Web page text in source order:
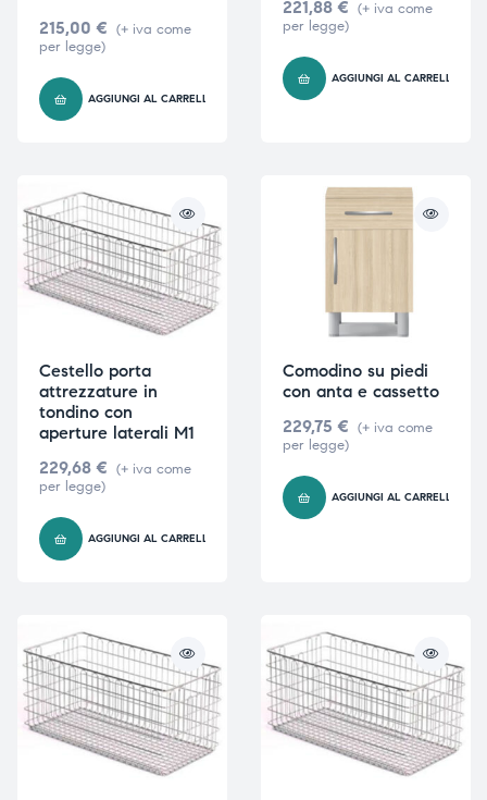
215,00 € (+ iva come
per legge)
AGGIUNGI AL CARRELLO
221,88 € (+ iva come
per legge)
AGGIUNGI AL CARRELLO
Cestello porta
attrezzature in
tondino con
aperture laterali M1
229,68 € (+ iva come
per legge)
AGGIUNGI AL CARRELLO
Comodino su piedi
con anta e cassetto
229,75 € (+ iva come
per legge)
AGGIUNGI AL CARRELLO